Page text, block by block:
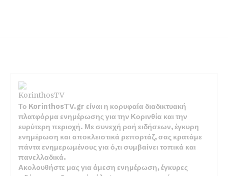
Το KorinthosTV.gr είναι η κορυφαία διαδικτυακή
πλατφόρμα ενημέρωσης για την Κορινθία και την
ευρύτερη περιοχή. Με συνεχή ροή ειδήσεων, έγκυρη
ενημέρωση και αποκλειστικά ρεπορτάζ, σας κρατάμε
πάντα ενημερωμένους για ό,τι συμβαίνει τοπικά και
πανελλαδικά.
Ακολουθήστε μας για άμεση ενημέρωση, έγκυρες